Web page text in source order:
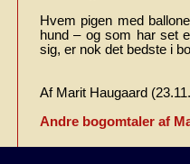
Hvem pigen med
hund – og som har set
sig, er nok det bedste i
Af Marit Haugaard
Andre bogomtaler af